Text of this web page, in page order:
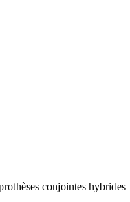
conjointes hybrides